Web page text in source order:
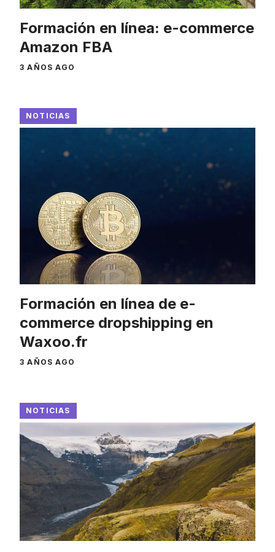
Formación en línea: e-commerce
Amazon FBA
3 AÑOS AGO
NOTICIAS
Formación en línea de e-
commerce dropshipping en
Waxoo.fr
3 AÑOS AGO
NOTICIAS